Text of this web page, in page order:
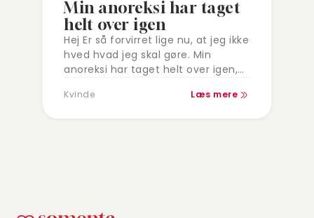
Min anoreksi har taget
helt over igen
Hej Er så forvirret lige nu, at jeg ikke
hved hvad jeg skal gøre. Min
anoreksi har taget helt over igen,
Havde lige…
Kvinde Læs mere